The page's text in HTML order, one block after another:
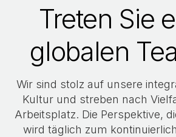
Treten Sie
globalen
Wir sind stolz auf unsere
Kultur und streben nach
Arbeitsplatz. Die Perspektive,
wird täglich zum